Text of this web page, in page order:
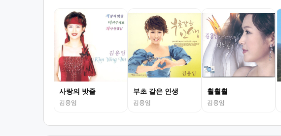
사랑의 밧줄
김용임
부초 같은 인생
김용임
훨훨훨
김용임